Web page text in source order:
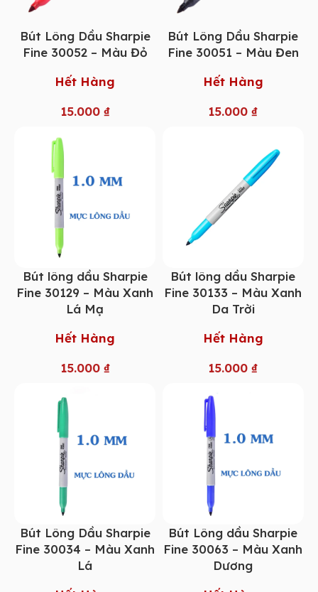
Bút Lông Dầu Sharpie
Fine 30052 – Màu Đỏ
Hết Hàng
15.000 ₫
Bút Lông Dầu Sharpie
Fine 30051 – Màu Đen
Hết Hàng
15.000₫
Bút lông dầu Sharpie
Fine 30129 – Màu Xanh
Lá Mạ
Hết Hàng
15.000 ₫
Bút lông dầu Sharpie
Fine 30133 – Màu Xanh
Da Trời
Hết Hàng
15.000₫
Bút Lông Dầu Sharpie
Fine 30034 – Màu Xanh
Lá
Bút Lông dầu Sharpie
Fine 30063 – Màu Xanh
Dương